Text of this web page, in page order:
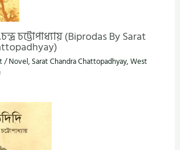
চট্টোপাধ্যায় (Biprodas By Sarat
/Novel, Sarat Chandra Chattopadhyay,West